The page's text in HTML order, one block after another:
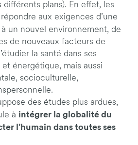
différents plans). En effet, les
aux exigences d’une
à un nouvel environnement, de
de nouveaux facteurs de
la santé dans ses
énergétique, mais aussi
socioculturelle,
des études plus ardues,
à intégrer la globalité du
l’humain dans toutes ses